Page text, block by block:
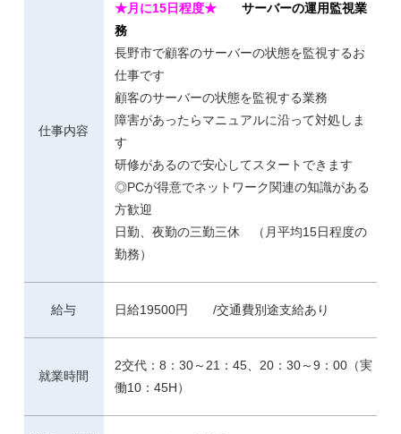
仕事内容
★月に15日程度★
サーバーの運用監視業
務
長野市で顧客のサーバーの状態を監視するお
仕事です
顧客のサーバーの状態を監視する業務
障害があったらマニュアルに沿って対処しま
す
研修があるので安心してスタートできます
◎PCが得意でネットワーク関連の知識がある
方歓迎
日勤、夜勤の三勤三休 （月平均15日程度の
勤務）
給与 日給19500円 /交通費別途支給あり
就業時間
2交代：8：30～21：45、20：30～9：00（実
働10：45H）